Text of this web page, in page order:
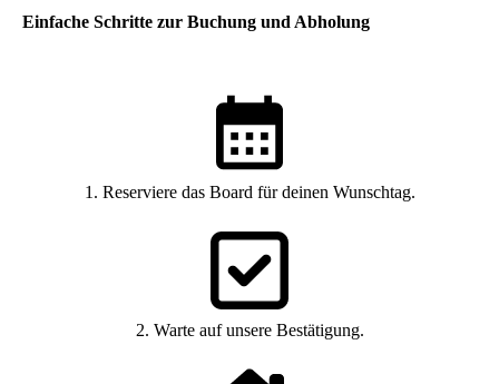
Einfache Schritte zur Buchung und Abholung
1. Reserviere das Board für deinen Wunschtag.
2. Warte auf unsere Bestätigung.